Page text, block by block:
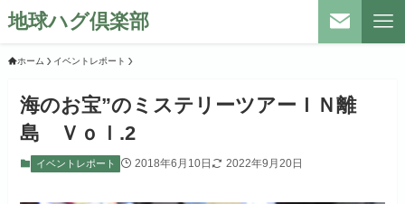
地球ハグ倶楽部
ホーム イベントレポート
海のお宝”のミステリーツアーＩＮ離
島 Ｖｏｌ.2
イベントレポート 2018年6月10日 2022年9月20日